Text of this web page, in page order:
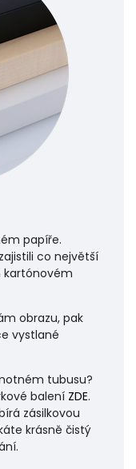
papíře.
co největší
obrazu, pak
vystlané
tubusu?
balení ZDE.
zásilkovou
krásně čistý